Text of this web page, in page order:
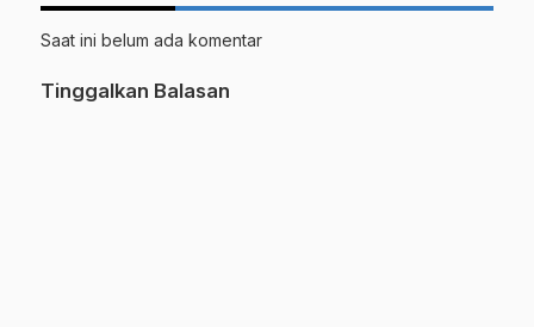
Saat ini belum ada komentar
Tinggalkan Balasan